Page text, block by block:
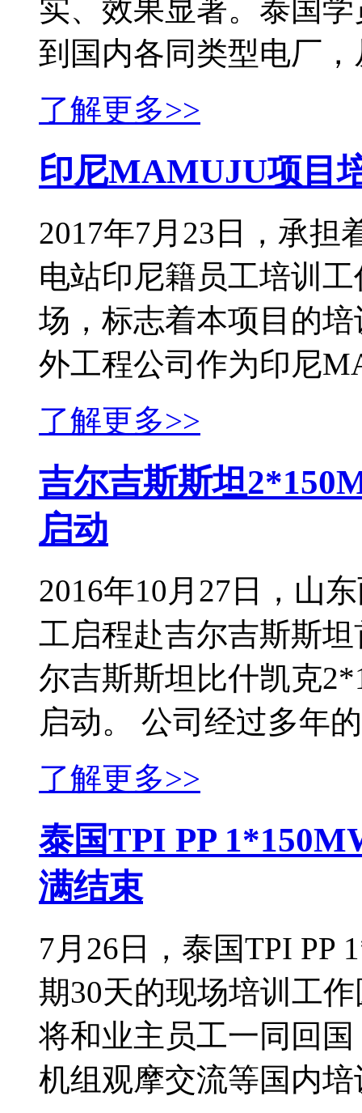
实、效果显著。泰国
到国内各同类型电厂
了解更多>>
印尼MAMUJU项目
2017年7月23日，承
电站印尼籍员工培训
场，标志着本项目的
外工程公司作为印尼
了解更多>>
吉尔吉斯斯坦
启动
2016年10月27日，山
工启程赴吉尔吉斯斯
尔吉斯斯坦比什凯克
启动。 公司经过多年
了解更多>>
泰国TPI PP
满结束
7月26日，泰国TPI PP
期30天的现场培训工
将和业主员工一同回
机组观摩交流等国内